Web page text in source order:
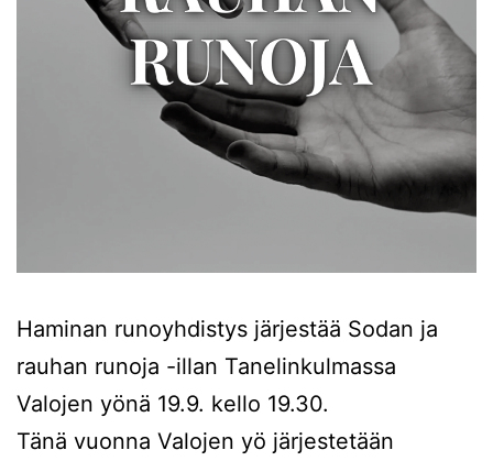
Haminan runoyhdistys järjestää Sodan ja
rauhan runoja -illan Tanelinkulmassa
Valojen yönä 19.9. kello 19.30.
Tänä vuonna Valojen yö järjestetään